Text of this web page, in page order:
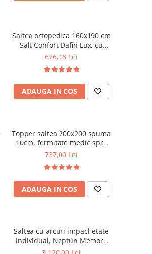
Saltea ortopedica 160x190 cm
Salt Confort Dafin Lux, cu
arcuri Bonell, fermitate
676,18 Lei
ADAUGA IN COS
Topper saltea 200x200 spuma
10cm, fermitate medie spre
tare, spuma poliuretanica,
microfibra, Saltsib
737,00 Lei
ADAUGA IN COS
Saltea cu arcuri impachetate
individual, Neptun Memory
Pocket Comfort